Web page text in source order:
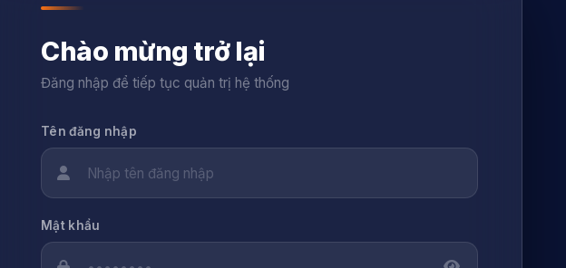
Chào mừng trở lại
Đăng nhập để tiếp tục quản trị hệ thống
Tên đăng nhập
Mật khẩu